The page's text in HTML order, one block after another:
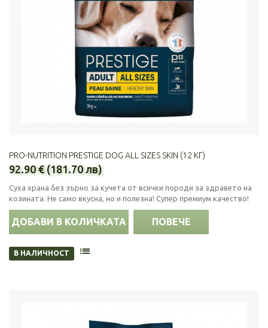
PRO-NUTRITION PRESTIGE DOG ALL SIZES SKIN (12 КГ)
92.90 € (181.70 лв)
Суха храна без зърно за кучета от всички породи за здравето на
козината. Не само вкусна, но и полезна! Супер премиум качество!
ДОБАВИ В КОЛИЧКАТА ПОВЕЧЕ
В НАЛИЧНОСТ